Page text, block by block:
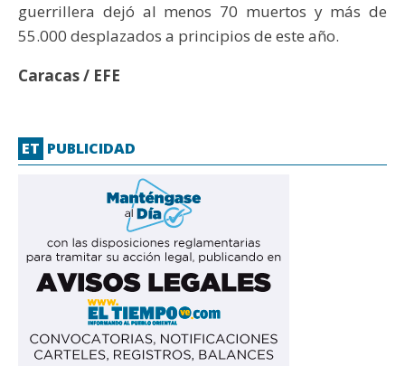
guerrillera dejó al menos 70 muertos y más de
55.000 desplazados a principios de este año.
Caracas / EFE
ET PUBLICIDAD